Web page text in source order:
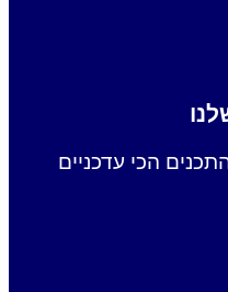
הכי עדכניים